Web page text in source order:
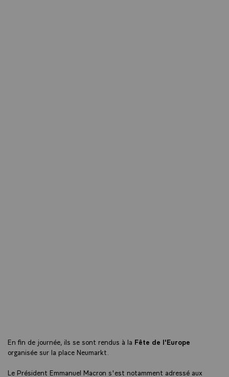
En fin de journée, ils se sont rendus à la Fête de l'Europe
organisée sur la place Neumarkt.
Le Président Emmanuel Macron s'est notamment adressé aux